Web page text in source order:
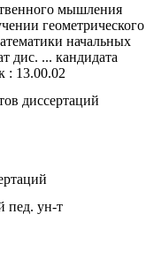
мышления
геометрического
начальных
дис. ... кандидата
: 13.00.02
диссертаций
пед. ун-т